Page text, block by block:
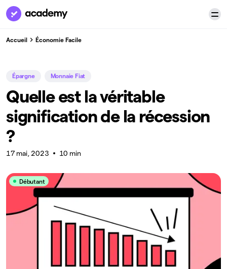
Accueil Économie Facile
Épargne Monnaie Fiat
Quelle est la véritable
signification de la récession
?
17 mai, 2023 10 min
Débutant